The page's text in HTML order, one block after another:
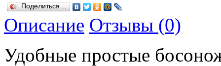
Поделиться…
Описание Отзывы (0)
Удобные простые